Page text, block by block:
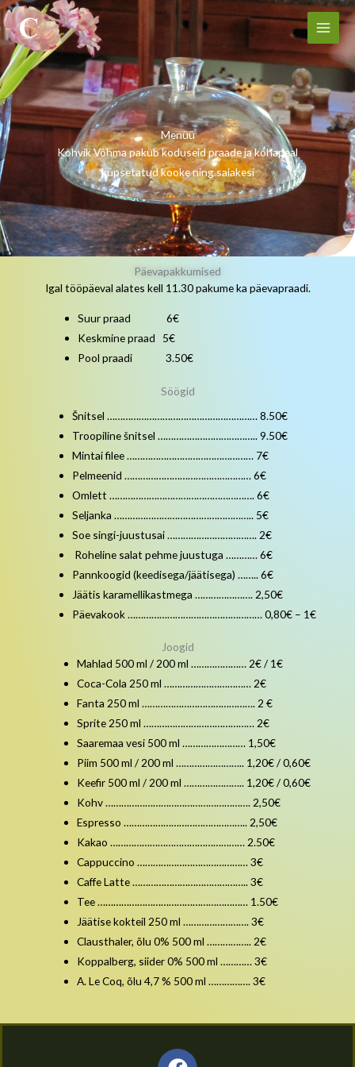
Skip
to
content
Menüü
Kohvik Võhma pakub koduseid praade ja kohapeal
küpsetatud kooke ning saiakesi
Päevapakkumised
Igal tööpäeval alates kell 11.30 pakume ka päevapraadi.
Suur praad 6€
Keskmine praad 5€
Pool praadi 3.50€
Söögid
Šnitsel ………………………………………………… 8.50€
Troopiline šnitsel ……………………………….. 9.50€
Mintai filee ………………………………………… 7€
Pelmeenid ………………………………………… 6€
Omlett ………………………………………………. 6€
Seljanka …………………………………………….. 5€
Soe singi-juustusai ……………………………. 2€
Roheline salat pehme juustuga ………… 6€
Pannkoogid (keedisega/jäätisega) …….. 6€
Jäätis karamellikastmega …………………. 2,50€
Päevakook …………………………………………… 0,80€ – 1€
Joogid
Mahlad 500 ml / 200 ml ………………… 2€ / 1€
Coca-Cola 250 ml …………………………… 2€
Fanta 250 ml ……………………………………. 2 €
Sprite 250 ml …………………………………… 2€
Saaremaa vesi 500 ml …………………… 1,50€
Piim 500 ml / 200 ml …………………….. 1,20€ / 0,60€
Keefir 500 ml / 200 ml ………………….. 1,20€ / 0,60€
Kohv ………………………………………………. 2,50€
Espresso ……………………………………….. 2,50€
Kakao …………………………………………… 2.50€
Cappuccino …………………………………… 3€
Caffe Latte …………………………………….. 3€
Tee ………………………………………………… 1.50€
Jäätise kokteil 250 ml ……………………. 3€
Clausthaler, õlu 0% 500 ml …………….. 2€
Koppalberg, siider 0% 500 ml ………… 3€
A. Le Coq, õlu 4,7 % 500 ml ……………. 3€
F